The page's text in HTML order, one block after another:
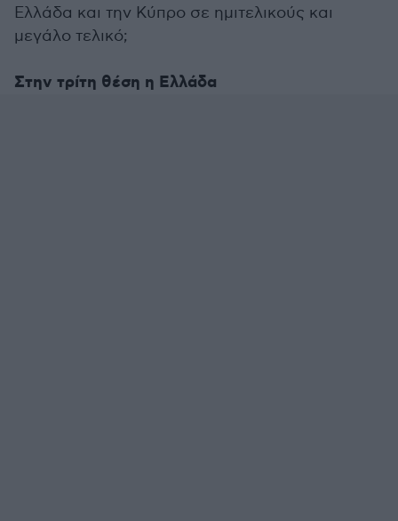
Ελλάδα και την Κύπρο σε ημιτελικούς και
μεγάλο τελικό;
Στην τρίτη θέση η Ελλάδα